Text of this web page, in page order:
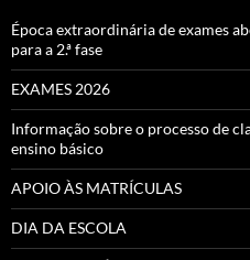
Época extraordinária de exames
para a 2.ª fase
EXAMES 2026
Informação sobre o processo de
ensino básico
APOIO ÀS MATRÍCULAS
DIA DA ESCOLA